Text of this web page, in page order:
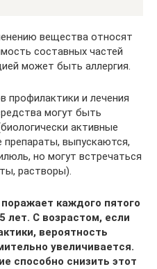
вещества относят
составных частей
может быть аллергия.
и лечения
могут быть
активные
выпускаются,
но могут встречаться
растворы).
каждого пятого
лет. С возрастом, если
вероятность
увеличивается.
способно снизить этот